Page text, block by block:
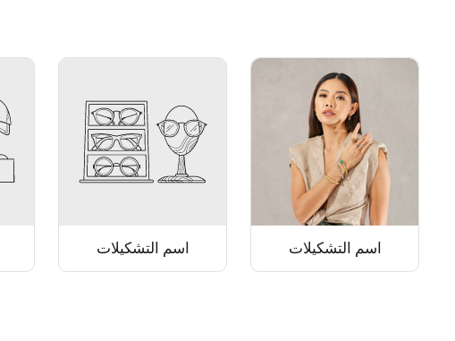
اسم التشكيلات اسم التشكيلات